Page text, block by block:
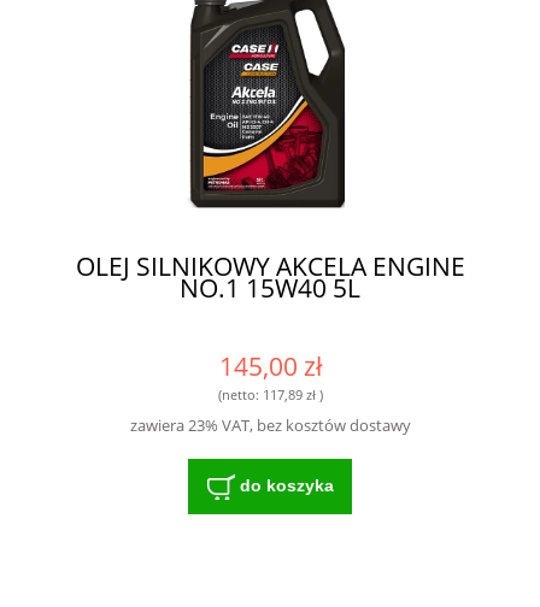
OLEJ SILNIKOWY AKCELA ENGINE
NO.1 15W40 5L
145,00 zł
(netto: 117,89 zł)
zawiera 23% VAT, bez kosztów dostawy
do koszyka